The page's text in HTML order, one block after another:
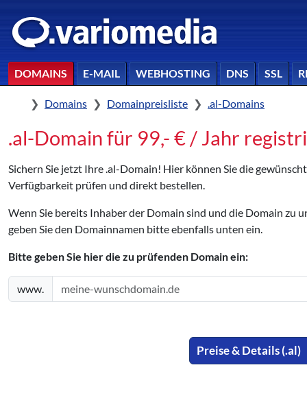
DOMAINS E-MAIL WEBHOSTING DNS SSL
HomeDomains Domainpreisliste .al-Domains
.al-Domain für 99,- € / Jahr
Sichern Sie jetzt Ihre .al-Domain! Hier können Sie die
Verfügbarkeit prüfen und direkt bestellen.
Wenn Sie bereits Inhaber der Domain sind und die Domain zu
geben Sie den Domainnamen bitte ebenfalls unten ein.
Bitte geben Sie hier die zu prüfenden Domain ein:
www.
Preise & Details (.al)